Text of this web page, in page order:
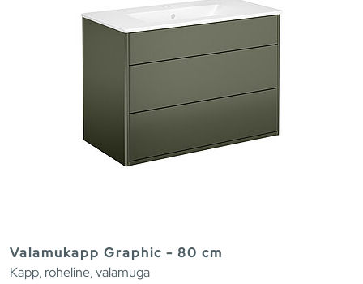
Valamukapp Graphic - 80 cm
Kapp, roheline, valamuga